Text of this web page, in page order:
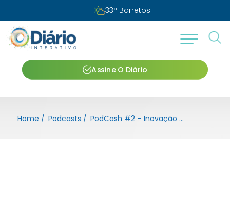
33° Barretos
Assine O Diário
Home / Podcasts / PodCash #2 – Inovação com Leandro Cury e Vitor Bonafim do Minerva Foods